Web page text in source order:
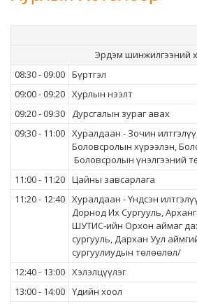
Эрдэм шинжилгээний
08:30 - 09:00 Бүртгэл
09:00 - 09:20 Хурлын нээлт
09:20 - 09:30 Дурсгалын зураг авах
09:30 - 11:00 Хуралдаан - Зочин
Боловсролын хүрээлэн,
Боловсролын үнэлгээний
11:00 - 11:20 Цайны завсарлага
11:20 - 12:40 Хуралдаан - Үндсэн
Дорнод Их Сургууль,
ШУТИС-ийн Орхон аймаг
сургууль, Дархан Уул
сургуулиудын төлөөлөл/
12:40 - 13:00 Хэлэлцүүлэг
13:00 - 14:00 Үдийн хоол